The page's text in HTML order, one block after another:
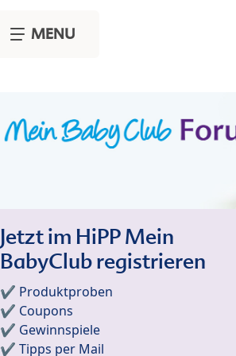
MENU
Jetzt im HiPP Mein
BabyClub registrieren
✔️ Produktproben
✔️ Coupons
✔️ Gewinnspiele
✔️ Tipps per Mail